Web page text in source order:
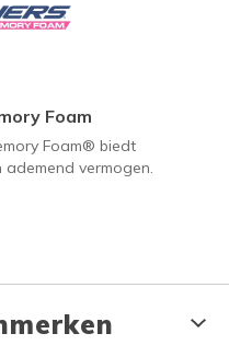
Foam
Foam® biedt
vermogen.